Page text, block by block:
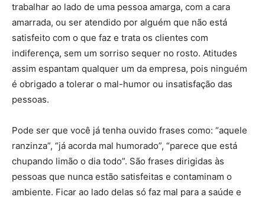
trabalhar ao lado de uma pessoa amarga, com a cara
amarrada, ou ser atendido por alguém que não está
satisfeito com o que faz e trata os clientes com
indiferença, sem um sorriso sequer no rosto. Atitudes
assim espantam qualquer um da empresa, pois ninguém
é obrigado a tolerar o mal-humor ou insatisfação das
pessoas.
Pode ser que você já tenha ouvido frases como: “aquele
ranzinza”, “já acorda mal humorado”, “parece que está
chupando limão o dia todo”. São frases dirigidas às
pessoas que nunca estão satisfeitas e contaminam o
ambiente. Ficar ao lado delas só faz mal para a saúde e